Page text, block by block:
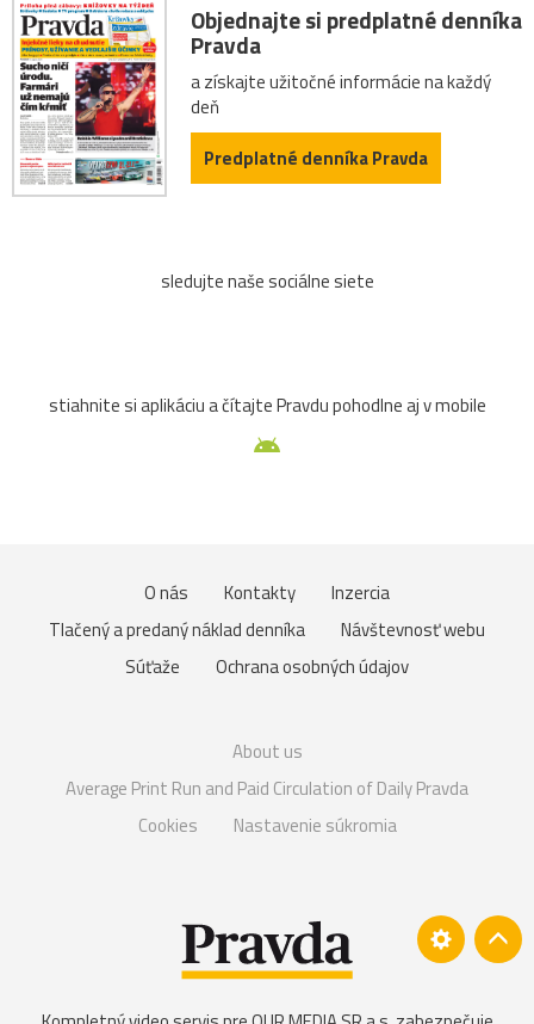
Objednajte si predplatné denníka
Pravda
a získajte užitočné informácie na každý
deň
Predplatné denníka Pravda
sledujte naše sociálne siete
stiahnite si aplikáciu a čítajte Pravdu pohodlne aj v mobile
O nás Kontakty
Inzercia
Tlačený a predaný náklad denníka
Návštevnosť webu
Súťaže
Ochrana osobných údajov
About us
Average Print Run and Paid Circulation of Daily Pravda
Cookies
Nastavenie súkromia